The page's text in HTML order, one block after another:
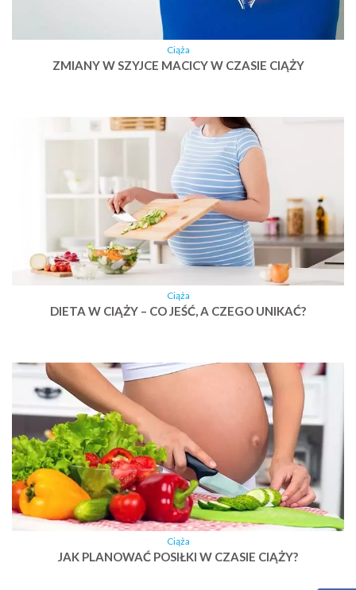
Ciąża
ZMIANY W SZYJCE MACICY W CZASIE CIĄŻY
Ciąża
DIETA W CIĄŻY – CO JEŚĆ, A CZEGO UNIKAĆ?
Ciąża
JAK PLANOWAĆ POSIŁKI W CZASIE CIĄŻY?